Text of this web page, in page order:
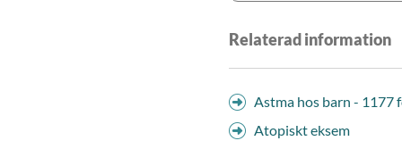
Gotland
Jönköpings län
Relaterad information
Astma hos barn - 1177
Atopiskt eksem